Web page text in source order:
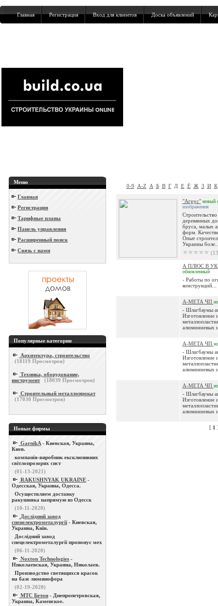
Главная Регистрация Вход для клиентов Доска объявлений
Меню
Главная
Регистрация
Тарифные планы
Панель управления
Расширенный поиск
Связь с нами
Популярные категории
Архитектура, строительство
(18119 Просмотров)
Техника, оборудование,
инструмент
(18039 Просмотров)
Строительный металлопрокат
(17030 Просмотров)
Новые фирмы
GarnikA - Киевская, Украина,
Киев.
компанія-виробник ексклюзивних
світлопрозорих сист
(01-13-2021)
RAKUSHNYAK UKRAINE -
Одесская, Украина, Одесса.
Осуществляем доставку
ракушняка напрямую из Одесск
(10-11-2020)
Дослідний завод
спецелектрометалургії - Киевская,
Украина, Київ.
Дослідний завод
спецелектрометалургії пропонує мех
(06-11-2020)
Noxton Technologies -
Николаевская, Украина, Николаев.
Производство светящихся красок
на базе люминофора
(02-19-2020)
МТС Бетон - Днепропетровская,
Украина, Каменское.
0-9 A-Z А Б В Г Д Е Ё Ж З И К
"Агрус" новый
изображения
деревянных
бруса, малых
форм.
Опыт
Украины
А ПЛЮС В
обновленный
- Работы по
конструкций...
А-МЕТА ЧП
- Шлагбаумы
Изготовление
алюминиевых
А-МЕТА ЧП
- Шлагбаумы
Изготовление
алюминиевых
А-МЕТА ЧП
- Шлагбаумы
Изготовление
алюминиевых
[ 1